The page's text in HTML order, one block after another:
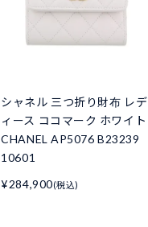
シャネル 三つ折り財布 レデ
ィース ココマーク ホワイト
CHANEL AP5076 B23239
10601
¥284,900(税込)